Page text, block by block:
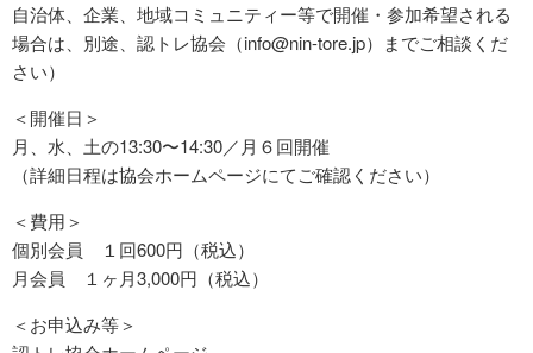
自治体、企業、地域コミュニティー等で開催・参加希望される
場合は、別途、認トレ協会（info@nin-tore.jp）までご相談くだ
さい）
＜開催日＞
月、水、土の13:30〜14:30／月６回開催
（詳細日程は協会ホームページにてご確認ください）
＜費用＞
個別会員 １回600円（税込）
月会員 １ヶ月3,000円（税込）
＜お申込み等＞